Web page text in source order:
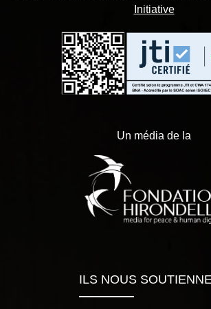
Initiative
Un média de la
ILS NOUS